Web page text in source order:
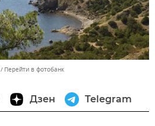
Перейти в фотобанк
Дзен Telegram